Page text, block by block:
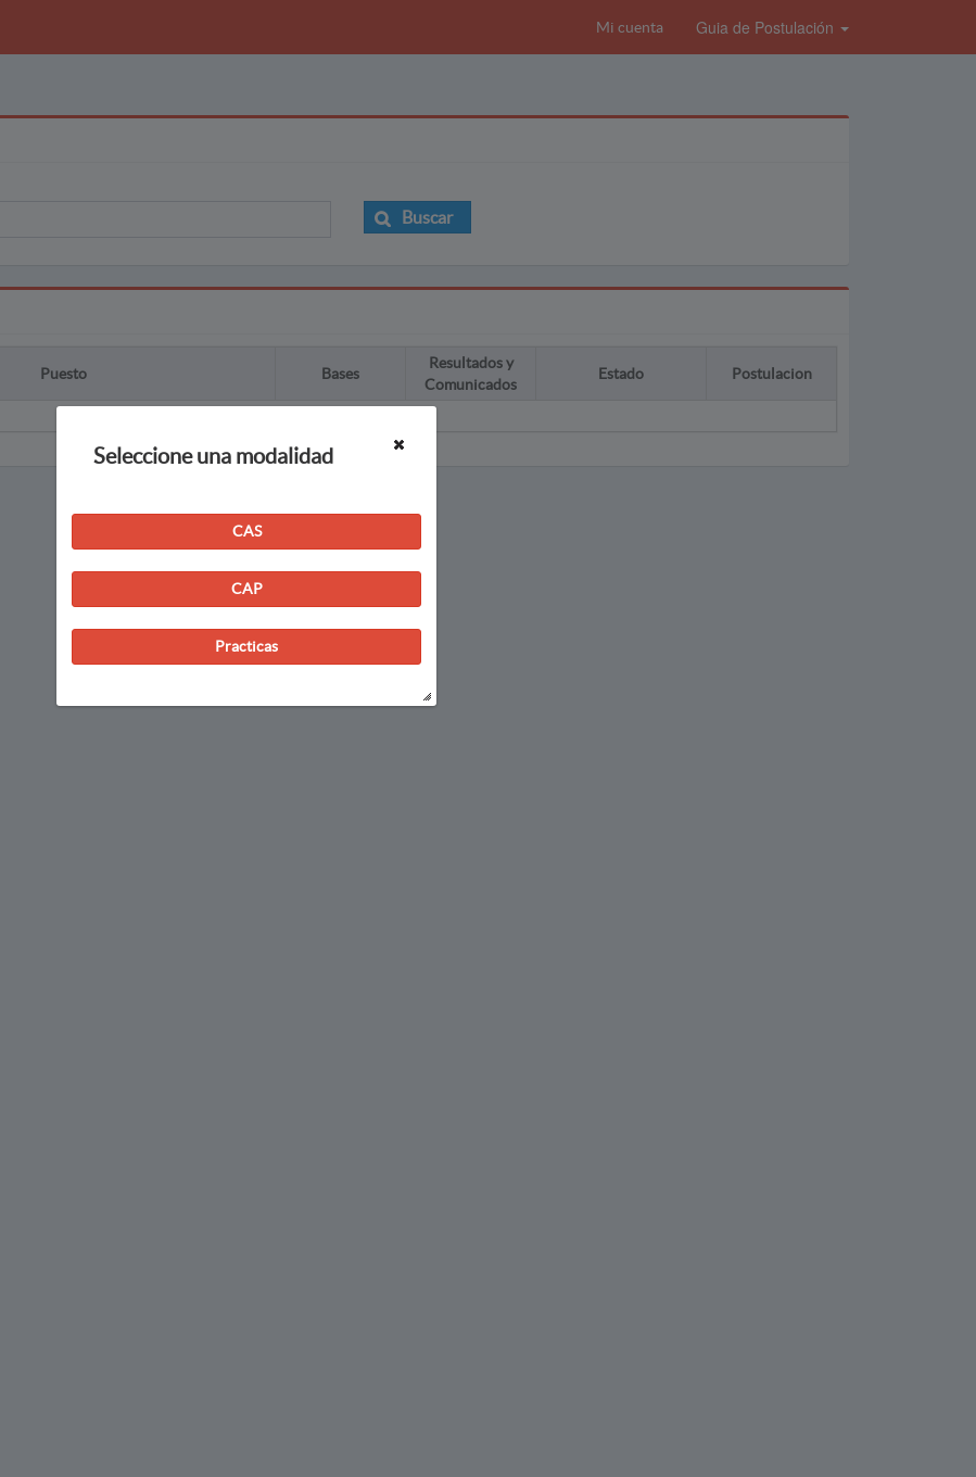
Mi cuenta Guia de Postulación
Buscar
Puesto Bases
Resultados y
Comunicados
Estado Postulacion
Seleccione una modalidad
CAS
CAP
Practicas